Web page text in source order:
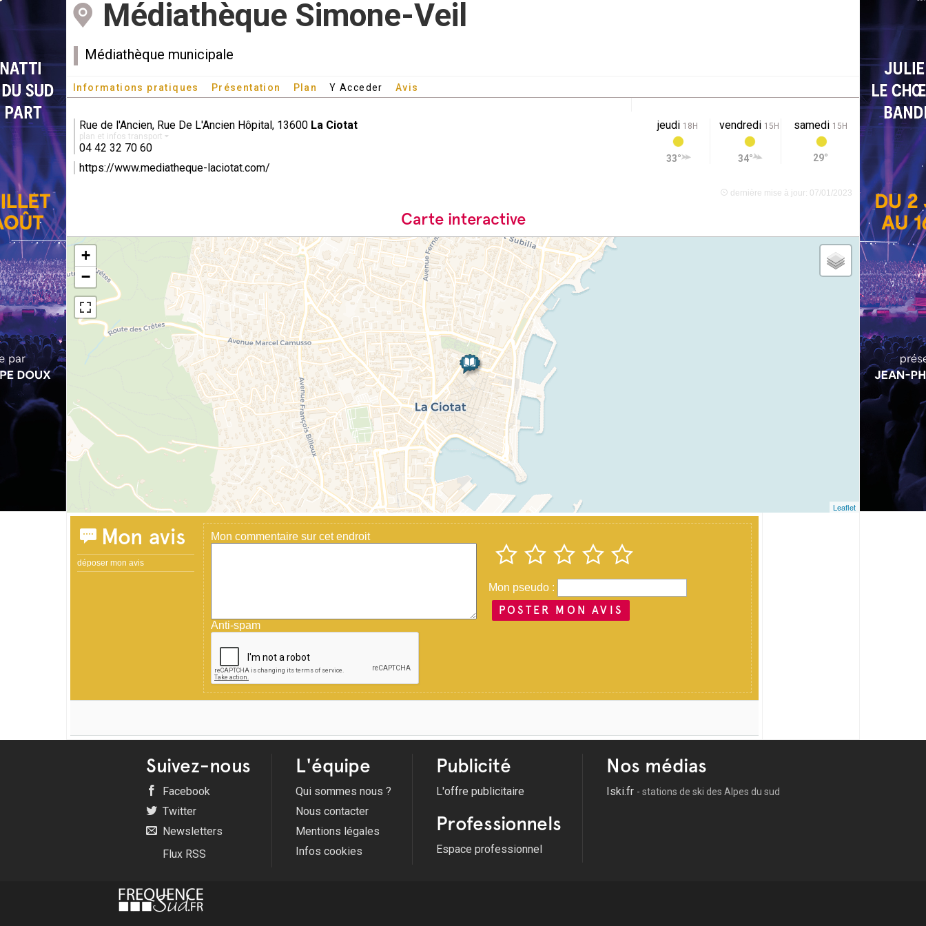
Médiathèque Simone-Veil
Médiathèque municipale
Informations pratiques Présentation Plan Y Acceder Avis
Rue de l'Ancien, Rue De L'Ancien Hôpital, 13600 La Ciotat
plan et infos transport
04 42 32 70 60
https://www.mediatheque-laciotat.com/
jeudi 18H
33°
vendredi 15H
34°
samedi 15H
29°
dernière mise à jour: 07/01/2023
Carte interactive
+
−
Leaflet
Mon avis
déposer mon avis
Mon commentaire sur cet endroit
Anti-spam
Mon pseudo :
POSTER MON AVIS
Suivez-nous
Facebook
Twitter
Newsletters
Flux RSS
L'équipe
Qui sommes nous ?
Nous contacter
Mentions légales
Infos cookies
Publicité
L'offre publicitaire
Professionnels
Espace professionnel
Nos médias
Iski.fr - stations de ski des Alpes du sud